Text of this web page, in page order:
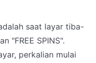
saat layar tiba-
"FREE SPINS".
perkalian mulai